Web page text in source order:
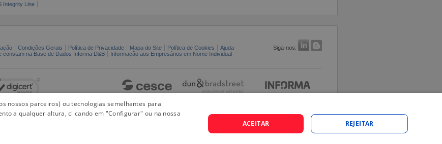
Integrity Line
Condições Gerais Política de Privacidade Mapa do Site Política de Cookies Ajuda
Siga-nos:
na Base de Dados Informa D&B
Informação aos Empresários em Nome Individual
nossos parceiros) ou tecnologias semelhantes para
a qualquer altura, clicando em "Configurar" ou na nossa
ACEITAR REJEITAR